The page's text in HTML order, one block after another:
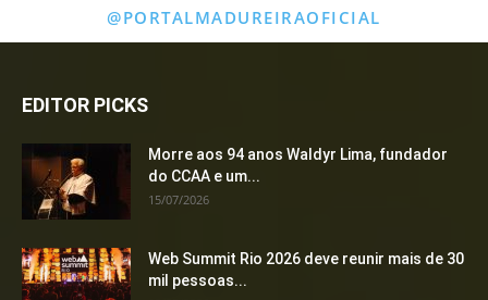
@PORTALMADUREIRAOFICIAL
EDITOR PICKS
Morre aos 94 anos Waldyr Lima, fundador
do CCAA e um...
15/07/2026
Web Summit Rio 2026 deve reunir mais de 30
mil pessoas...